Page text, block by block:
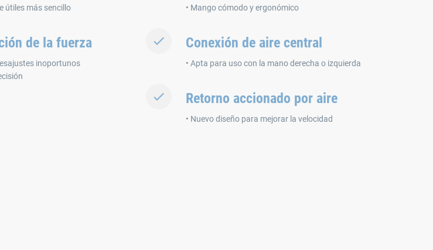
útiles más sencillo
de la fuerza
inoportunos
• Mango cómodo y ergonómico
Conexión de aire central
• Apta para uso con la mano derecha o izquierda
Retorno accionado por aire
• Nuevo diseño para mejorar la velocidad